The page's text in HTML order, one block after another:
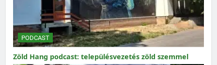
PODCAST
Zöld Hang podcast: településvezetés zöld szemmel